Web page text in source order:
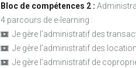
Bloc de compétences 2 :
4 parcours de e-learning :
Je gère l’administratif des
Je gère l’administratif des
Je gère l’administratif de